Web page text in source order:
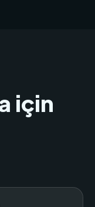
için